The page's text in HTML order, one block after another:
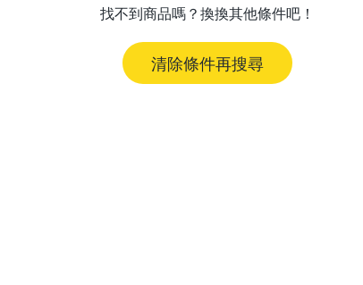
找不到商品嗎？換換其他條件吧！
清除條件再搜尋